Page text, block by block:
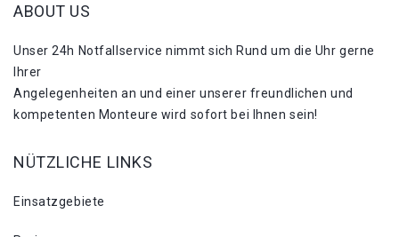
ABOUT US
Unser 24h Notfallservice nimmt sich Rund um die Uhr gerne
Ihrer
Angelegenheiten an und einer unserer freundlichen und
kompetenten Monteure wird sofort bei Ihnen sein!
NÜTZLICHE LINKS
Einsatzgebiete